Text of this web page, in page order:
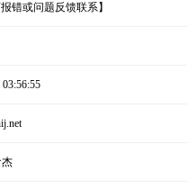
报错或问题反馈联系】